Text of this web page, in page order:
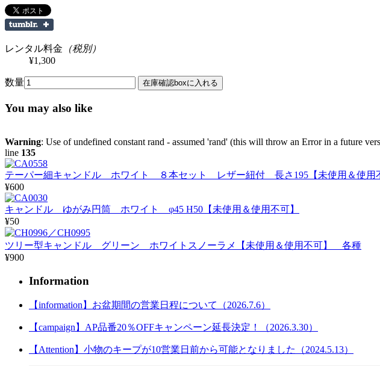
レンタル料金 （税別）
¥1,300
数量
You may also like
Warning: Use of undefined constant rand - assumed 'rand' (this will throw an Error in a future
line 135
テーパー細キャンドル ホワイト ８本セット レザー紐付 長さ195【未使用＆使用
¥600
キャンドル ゆがみ円筒 ホワイト φ45 H50【未使用＆使用不可】
¥50
ツリー型キャンドル グリーン ホワイトスノーラメ【未使用＆使用不可】 各種
¥900
Information
【information】お盆期間の営業日程について（2026.7.6）
【campaign】AP品番20％OFFキャンペーン延長決定！（2026.3.30）
【Attention】小物のキープが10営業日前から可能となりました（2024.5.13）